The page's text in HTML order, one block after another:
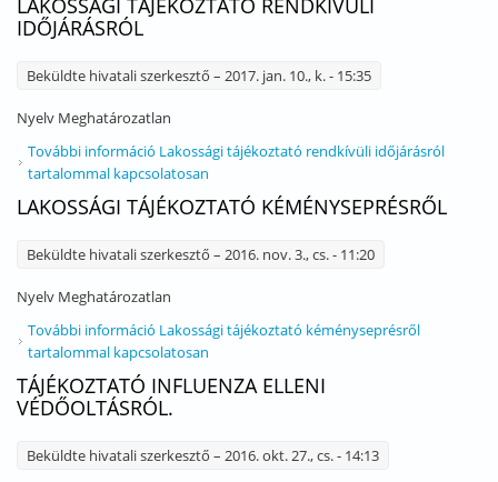
LAKOSSÁGI TÁJÉKOZTATÓ RENDKÍVÜLI
IDŐJÁRÁSRÓL
Beküldte hivatali szerkesztő – 2017. jan. 10., k. - 15:35
Nyelv Meghatározatlan
További információ Lakossági tájékoztató rendkívüli időjárásról
tartalommal kapcsolatosan
LAKOSSÁGI TÁJÉKOZTATÓ KÉMÉNYSEPRÉSRŐL
Beküldte hivatali szerkesztő – 2016. nov. 3., cs. - 11:20
Nyelv Meghatározatlan
További információ Lakossági tájékoztató kéményseprésről
tartalommal kapcsolatosan
TÁJÉKOZTATÓ INFLUENZA ELLENI
VÉDŐOLTÁSRÓL.
Beküldte hivatali szerkesztő – 2016. okt. 27., cs. - 14:13